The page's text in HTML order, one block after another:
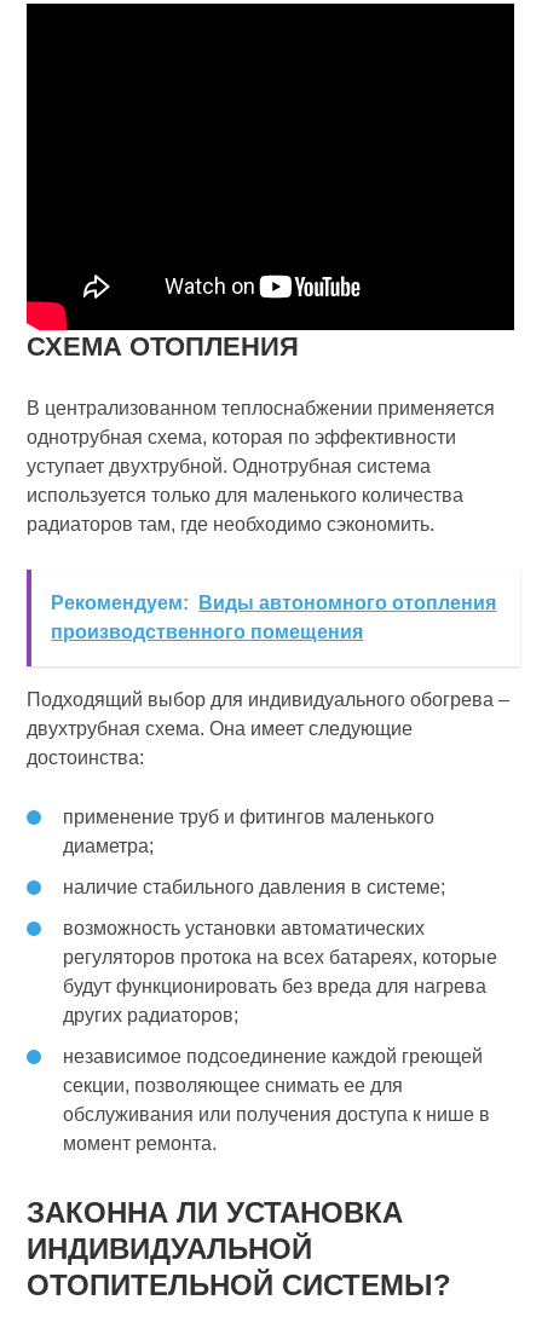
СХЕМА ОТОПЛЕНИЯ
В централизованном теплоснабжении применяется
однотрубная схема, которая по эффективности
уступает двухтрубной. Однотрубная система
используется только для маленького количества
радиаторов там, где необходимо сэкономить.
Рекомендуем:
Виды автономного отопления
производственного помещения
Подходящий выбор для индивидуального обогрева –
двухтрубная схема. Она имеет следующие
достоинства:
применение труб и фитингов маленького
диаметра;
наличие стабильного давления в системе;
возможность установки автоматических
регуляторов протока на всех батареях, которые
будут функционировать без вреда для нагрева
других радиаторов;
независимое подсоединение каждой греющей
секции, позволяющее снимать ее для
обслуживания или получения доступа к нише в
момент ремонта.
ЗАКОННА ЛИ УСТАНОВКА
ИНДИВИДУАЛЬНОЙ
ОТОПИТЕЛЬНОЙ СИСТЕМЫ?